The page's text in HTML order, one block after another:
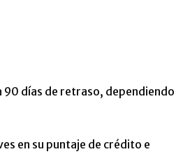
90 días de retraso, dependiendo
en su puntaje de crédito e